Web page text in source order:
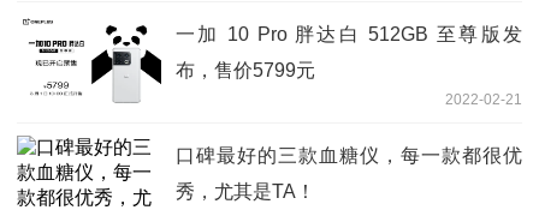
一加 10 Pro 胖达白 512GB 至尊版发
布，售价5799元
2022-02-21
口碑最好的三款血糖仪，每一款都很优
秀，尤其是TA！